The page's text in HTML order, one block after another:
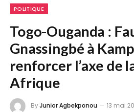
POLITIQUE
Togo-Ouganda :
Gnassingbé à
renforcer l’axe de
Afrique
ByJunior Agbekponou
13 mai